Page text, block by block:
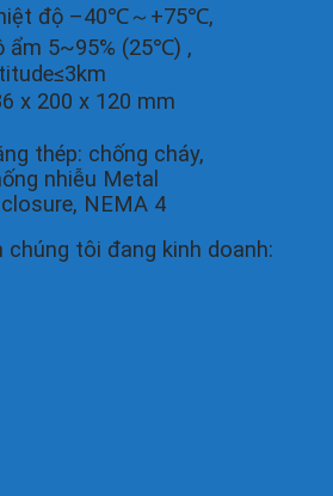
độ –40℃～+75℃,
ẩm 5~95% (25℃) ,
x 200 x 120 mm
thép: chống cháy,
nhiễu Metal
NEMA 4
chúng tôi đang kinh doanh: